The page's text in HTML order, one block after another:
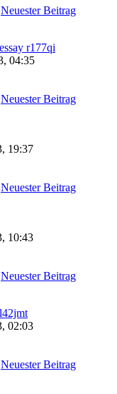
Neuester Beitrag
r177qi
04:35
Neuester Beitrag
19:37
Neuester Beitrag
10:43
Neuester Beitrag
02:03
Neuester Beitrag